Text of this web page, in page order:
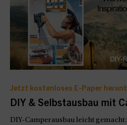
Jetzt kostenloses E-Paper
DIY & Selbstausbau mit
DIY-Camperausbau leicht